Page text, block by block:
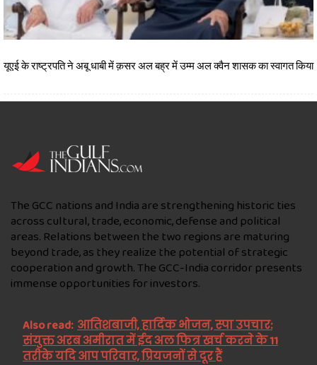
यूएई के राष्ट्रपति ने अबू धाबी में क़सर अल बह्र में उम्म अल क्वैन शासक का स्वागत किया
The GCC nations and India are strengthening historic ties
across cultural, trade, economic, defense and political
areas. Relations between the two regions are maturing
beyond trade, as they realize the potential of strategic
cooperation and growth. The GCC-India corridor presents
immense opportunities for investors.
Also read: आतिशबाजी, हार्दिक भोजन, स्पा उपचार:
संयुक्त अरब अमीरात में ईद अल फित्र खर्च करने के 11
तरीके यदि आप परिवार, प्रियजनों से दूर हैं